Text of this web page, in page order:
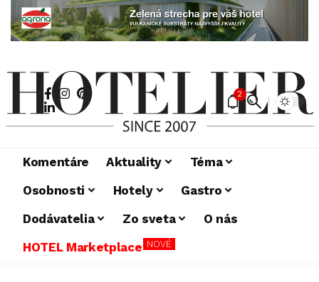
2
Komentáre Aktuality
Téma
Osobnosti
Hotely
Gastro
Dodávatelia
Zo sveta
O nás
HOTEL Marketplace NOVÉ